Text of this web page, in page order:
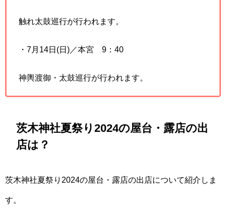
触れ太鼓巡行が行われます。
・7月14日(日)／本宮 9：40
神輿渡御・太鼓巡行が行われます。
茨木神社夏祭り2024の屋台・露店の出
店は？
茨木神社夏祭り2024の屋台・露店の出店について紹介しま
す。